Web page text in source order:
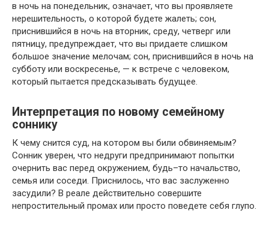
в ночь на понедельник, означает, что вы проявляете
нерешительность, о которой будете жалеть; сон,
приснившийся в ночь на вторник, среду, четверг или
пятницу, предупреждает, что вы придаете слишком
большое значение мелочам; сон, приснившийся в ночь на
субботу или воскресенье, — к встрече с человеком,
который пытается предсказывать будущее.
Интерпретация по новому семейному
соннику
К чему снится суд, на котором вы били обвиняемым?
Сонник уверен, что недруги предпринимают попытки
очернить вас перед окружением, будь–то начальство,
семья или соседи. Приснилось, что вас заслуженно
засудили? В реале действительно совершите
непростительный промах или просто поведете себя глупо.